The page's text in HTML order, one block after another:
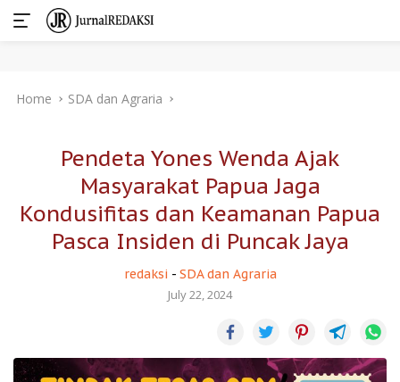
Home SDA dan Agraria
Pendeta Yones Wenda Ajak
Masyarakat Papua Jaga
Kondusifitas dan Keamanan Papua
Pasca Insiden di Puncak Jaya
redaksi - SDA dan Agraria
July 22, 2024